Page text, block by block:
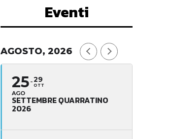
Eventi
AGOSTO, 2026
25
AGO
29
OTT
SETTEMBRE QUARRATINO
2026